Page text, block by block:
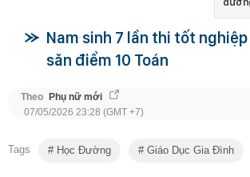
Nam sinh 7 lần thi tốt
săn điểm 10 Toán
Theo Phụ nữ mới
07/05/2026 23:28 (GMT +7)
Tags Học Đường Giáo Dục Gia Đình